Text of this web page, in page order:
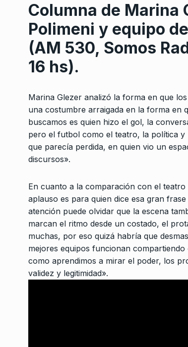
Columna de Marina
Polimeni y equipo
(AM 530, Somos
16 hs).
Marina Glezer analizó la forma en que
una costumbre arraigada en la forma en
buscamos es quien hizo el gol, la
pero el futbol como el teatro, la política
que parecía perdida, en quien vio un
discursos».
En cuanto a la comparación con el
aplauso es para quien dice esa gran
atención puede olvidar que la escena
marcan el ritmo desde un costado, el
muchas, por eso quizá habría que
mejores equipos funcionan
como aprendimos a mirar el poder, los
validez y legitimidad».
1
Tognetti,
Fernando
SIEMPRE ES HOY
2024